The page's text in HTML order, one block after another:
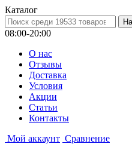
Каталог
08:00-20:00
О нас
Отзывы
Доставка
Условия
Aкции
Статьи
Контакты
Мой аккаунт Сравнение